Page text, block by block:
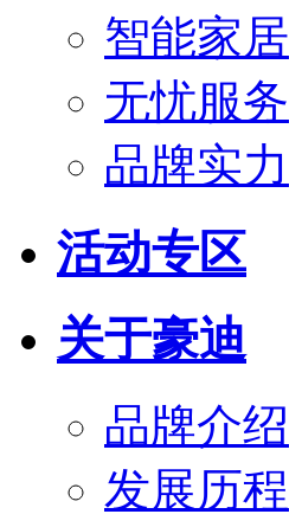
智能家居
无忧服务
品牌实力
活动专区
关于豪迪
品牌介绍
发展历程